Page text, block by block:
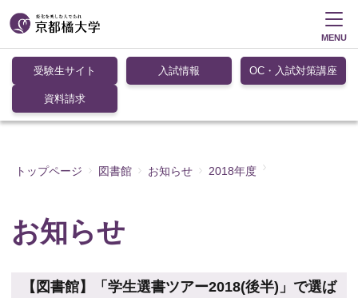
MENU
受験生サイト 入試情報 OC・入試対策講座
資料請求
トップページ 図書館 お知らせ 2018年度
お知らせ
【図書館】「学生選書ツアー2018(後半)」で選ば